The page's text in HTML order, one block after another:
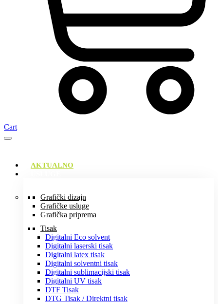
Cart
AKTUALNO
Grafički dizajn
Grafičke usluge
Grafička priprema
Tisak
Digitalni Eco solvent
Digitalni laserski tisak
Digitalni latex tisak
Digitalni solventni tisak
Digitalni sublimacijski tisak
Digitalni UV tisak
DTF Tisak
DTG Tisak / Direktni tisak